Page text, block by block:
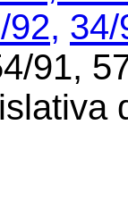
92, 34/
91,